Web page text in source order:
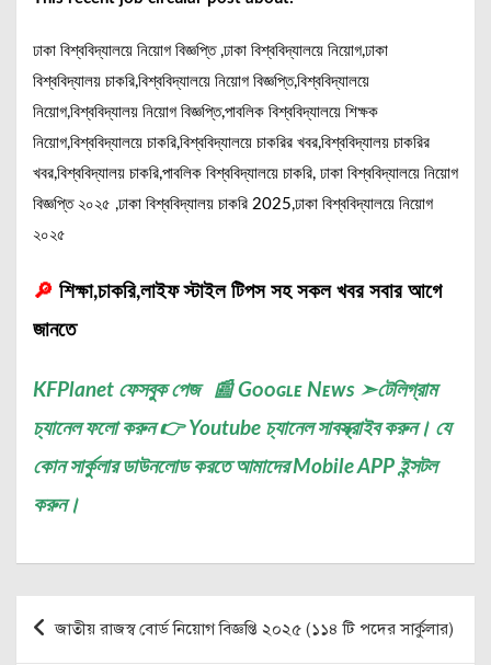
ঢাকা বিশ্ববিদ্যালয়ে নিয়োগ বিজ্ঞপ্তি ,ঢাকা বিশ্ববিদ্যালয়ে নিয়োগ,ঢাকা
বিশ্ববিদ্যালয় চাকরি,বিশ্ববিদ্যালয়ে নিয়োগ বিজ্ঞপ্তি,বিশ্ববিদ্যালয়ে
নিয়োগ,বিশ্ববিদ্যালয় নিয়োগ বিজ্ঞপ্তি,পাবলিক বিশ্ববিদ্যালয়ে শিক্ষক
নিয়োগ,বিশ্ববিদ্যালয়ে চাকরি,বিশ্ববিদ্যালয়ে চাকরির খবর,বিশ্ববিদ্যালয় চাকরির
খবর,বিশ্ববিদ্যালয় চাকরি,পাবলিক বিশ্ববিদ্যালয়ে চাকরি, ঢাকা বিশ্ববিদ্যালয়ে নিয়োগ
বিজ্ঞপ্তি ২০২৫ ,ঢাকা বিশ্ববিদ্যালয় চাকরি 2025,ঢাকা বিশ্ববিদ্যালয়ে নিয়োগ
২০২৫
🔎 শিক্ষা,চাকরি,লাইফ স্টাইল টিপস সহ সকল খবর সবার আগে
জানতে
KFPlanet ফেসবুক পেজ📰Gᴏᴏɢʟᴇ Nᴇᴡs ➣টেলিগ্রাম
চ্যানেলফলো করুন 👉Youtube চ্যানেল সাবস্ক্রাইব করুন। যে
কোন সার্কুলার ডাউনলোড করতে আমাদেরMobile APP ইন্সটল
করুন।
Post
navigation
জাতীয় রাজস্ব বোর্ড নিয়োগ বিজ্ঞপ্তি ২০২৫ (১১৪ টি পদের সার্কুলার)